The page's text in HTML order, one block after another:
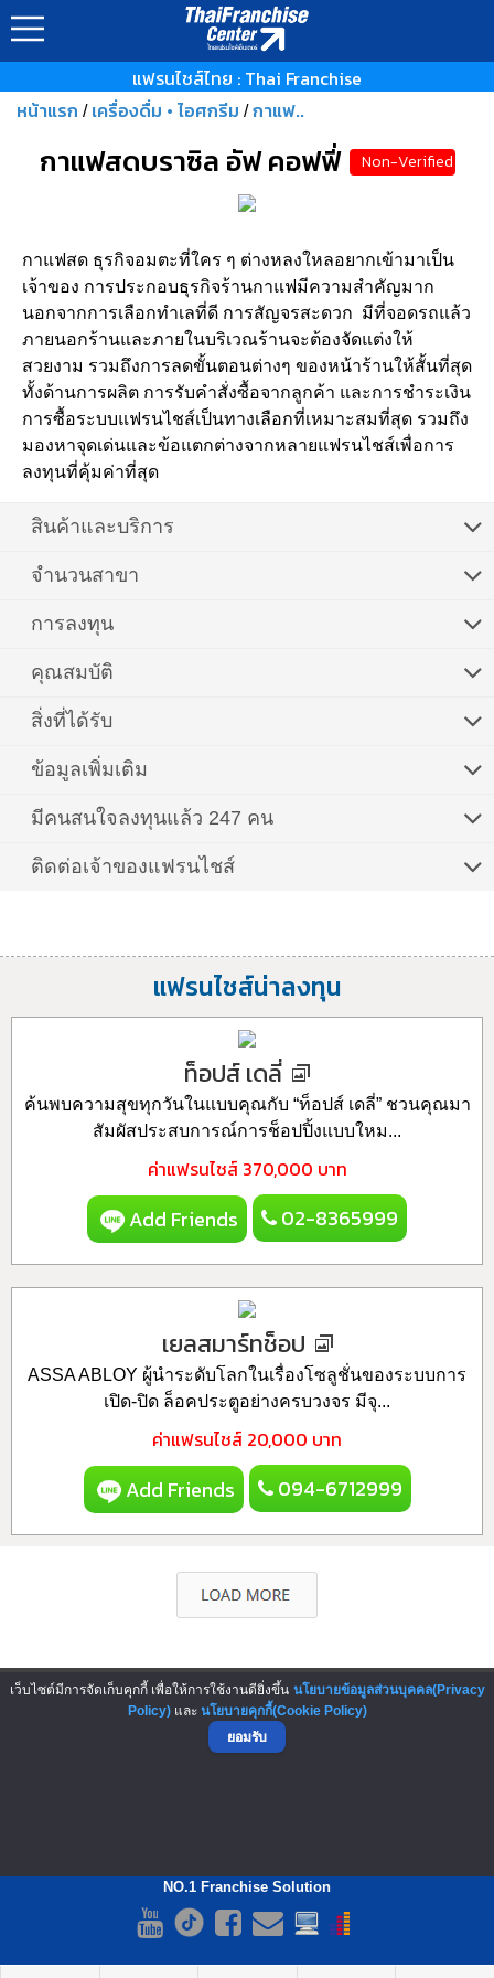
แฟรนไชส์ไทย : Thai Franchise
หน้าแรก / เครื่องดื่ม • ไอศกรีม /กาแฟ..
กาแฟสดบราซิล อัฟ คอฟฟี่ Non-Verified
กาแฟสด ธุรกิจอมตะที่ใคร ๆ ต่างหลงใหลอยากเข้ามาเป็น
เจ้าของ การประกอบธุรกิจร้านกาแฟมีความสำคัญมาก
นอกจากการเลือกทำเลที่ดี การสัญจรสะดวก มีที่จอดรถแล้ว
ภายนอกร้านและภายในบริเวณร้านจะต้องจัดแต่งให้
สวยงาม รวมถึงการลดขั้นตอนต่างๆ ของหน้าร้านให้สั้นที่สุด
ทั้งด้านการผลิต การรับคำสั่งซื้อจากลูกค้า และการชำระเงิน
การซื้อระบบแฟรนไชส์เป็นทางเลือกที่เหมาะสมที่สุด รวมถึง
มองหาจุดเด่นและข้อแตกต่างจากหลายแฟรนไชส์เพื่อการ
ลงทุนที่คุ้มค่าที่สุด
สินค้าและบริการ
จำนวนสาขา
การลงทุน
คุณสมบัติ
สิ่งที่ได้รับ
ข้อมูลเพิ่มเติม
มีคนสนใจลงทุนแล้ว 247 คน
ติดต่อเจ้าของแฟรนไชส์
แฟรนไชส์น่าลงทุน
ท็อปส์ เดลี่
ค้นพบความสุขทุกวันในแบบคุณกับ “ท็อปส์ เดลี่” ชวนคุณมา
สัมผัสประสบการณ์การช็อปปิ้งแบบใหม...
ค่าแฟรนไชส์ 370,000 บาท
Add Friends 02-8365999
เยลสมาร์ทช็อป
ASSA ABLOY ผู้นำระดับโลกในเรื่องโซลูชั่นของระบบการ
เปิด-ปิด ล็อคประตูอย่างครบวงจร มีจุ...
ค่าแฟรนไชส์ 20,000 บาท
Add Friends 094-6712999
▲ GO TO TOP
NO.1 Franchise Solution
เว็บไซต์มีการจัดเก็บคุกกี้ เพื่อให้การใช้งานดียิ่งขึ้น นโยบายข้อมูลส่วนบุคคล(Privacy
Policy)และ นโยบายคุกกี้(Cookie Policy)
ยอมรับ